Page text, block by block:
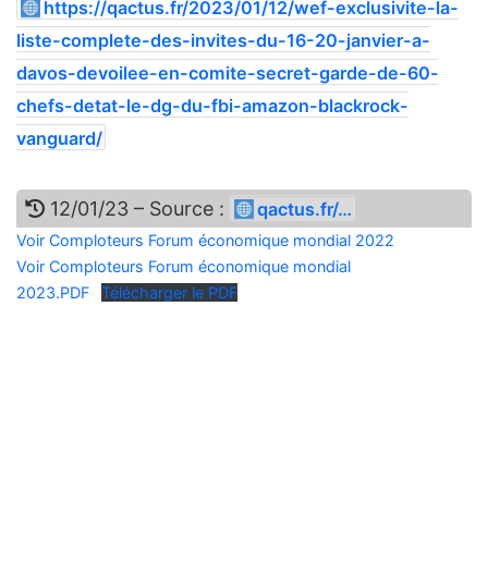
https://qactus.fr/2023/01/12/wef-exclusivite-la-
liste-complete-des-invites-du-16-20-janvier-a-
davos-devoilee-en-comite-secret-garde-de-60-
chefs-detat-le-dg-du-fbi-amazon-blackrock-
vanguard/
12/01/23 – Source : qactus.fr/…
Voir Comploteurs Forum économique mondial 2022
Voir Comploteurs Forum économique mondial
2023.PDF
Télécharger le PDF